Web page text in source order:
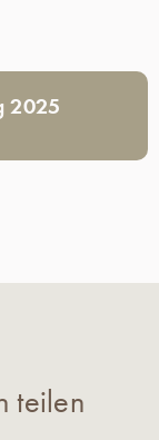
2025
teilen